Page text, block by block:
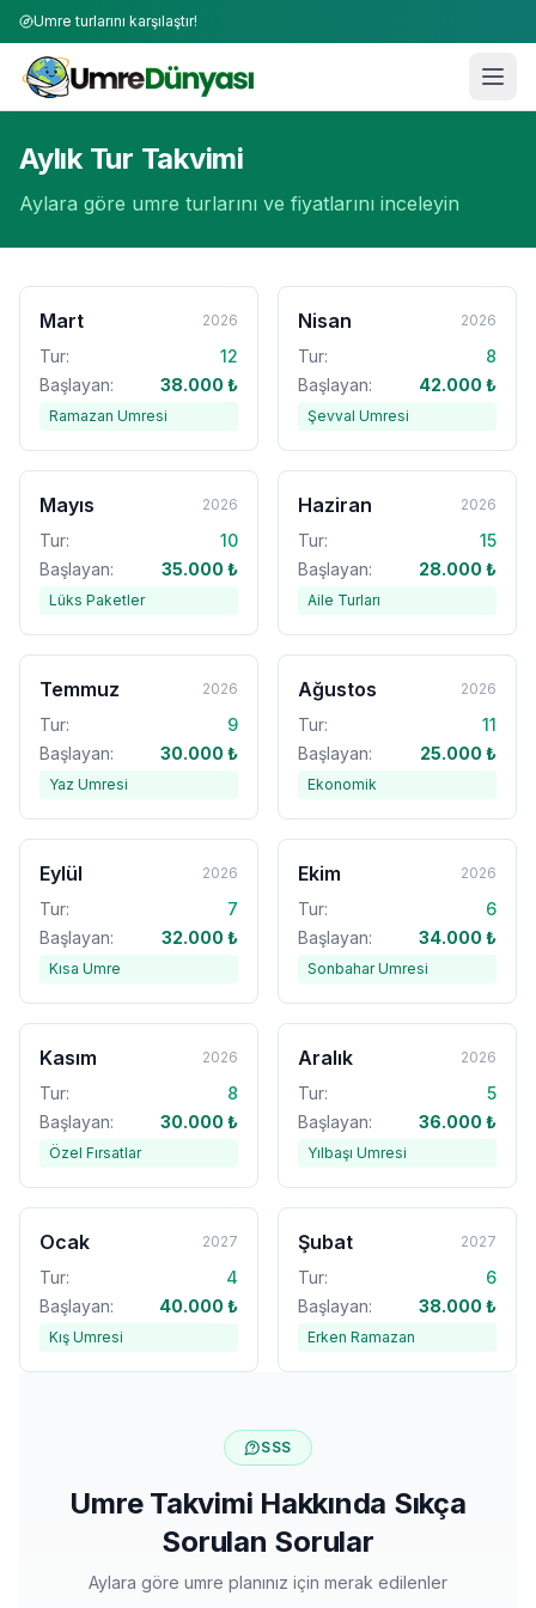
Umre turlarını karşılaştır!
Aylık Tur Takvimi
Aylara göre umre turlarını ve fiyatlarını inceleyin
Mart 2026
Tur:
12
Başlayan:
38.000 ₺
Ramazan Umresi
Nisan 2026
Tur:
8
Başlayan:
42.000 ₺
Şevval Umresi
Mayıs 2026
Tur:
10
Başlayan:
35.000 ₺
Lüks Paketler
Haziran 2026
Tur:
15
Başlayan:
28.000 ₺
Aile Turları
Temmuz 2026
Tur:
9
Başlayan:
30.000 ₺
Yaz Umresi
Ağustos 2026
Tur:
11
Başlayan:
25.000 ₺
Ekonomik
Eylül 2026
Tur:
7
Başlayan:
32.000 ₺
Kısa Umre
Ekim 2026
Tur:
6
Başlayan:
34.000 ₺
Sonbahar Umresi
Kasım 2026
Tur:
8
Başlayan:
30.000 ₺
Özel Fırsatlar
Aralık 2026
Tur:
5
Başlayan:
36.000 ₺
Yılbaşı Umresi
Ocak 2027
Tur:
4
Başlayan:
40.000 ₺
Kış Umresi
Şubat 2027
Tur:
6
Başlayan:
38.000 ₺
Erken Ramazan
SSS
Umre Takvimi Hakkında Sıkça
Sorulan Sorular
Aylara göre umre planınız için merak edilenler